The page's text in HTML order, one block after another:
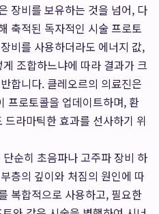
장비를 보유하는 것을 넘어, 다
축적된 독자적인 시술 프로토
비를 사용하더라도 에너지 값,
조합하느냐에 따라 결과가 크
합니다. 클레오르의 의료진은
프로토콜을 업데이트하며, 환
라마틱한 효과를 선사하기 위
순히 초음파나 고주파 장비 하
층의 깊이와 처짐의 원인에 따
복합적으로 사용하고, 필요한